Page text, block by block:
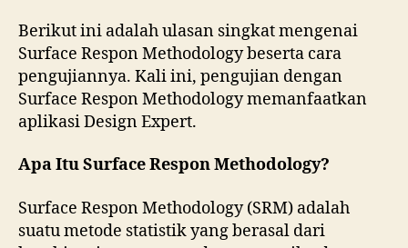
Berikut ini adalah ulasan singkat mengenai
Surface Respon Methodology beserta cara
pengujiannya. Kali ini, pengujian dengan
Surface Respon Methodology memanfaatkan
aplikasi Design Expert.
Apa Itu Surface Respon Methodology?
Surface Respon Methodology (SRM) adalah
suatu metode statistik yang berasal dari